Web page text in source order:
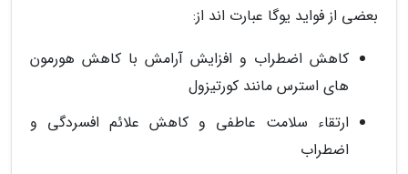
بعضی از فواید یوگا عبارت اند از:
کاهش اضطراب و افزایش آرامش با کاهش هورمون
های استرس مانند کورتیزول
ارتقاء سلامت عاطفی و کاهش علائم افسردگی و
اضطراب